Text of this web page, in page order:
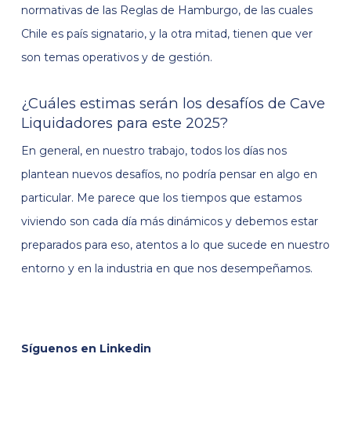
normativas de las Reglas de Hamburgo, de las cuales
Chile es país signatario, y la otra mitad, tienen que ver
son temas operativos y de gestión.
¿Cuáles estimas serán los desafíos de Cave
Liquidadores para este 2025?
En general, en nuestro trabajo, todos los días nos
plantean nuevos desafíos, no podría pensar en algo en
particular. Me parece que los tiempos que estamos
viviendo son cada día más dinámicos y debemos estar
preparados para eso, atentos a lo que sucede en nuestro
entorno y en la industria en que nos desempeñamos.
Síguenos en Linkedin